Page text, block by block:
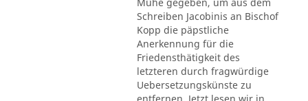
Schreiben Jacobinis an Bischof
Kopp die päpstliche
Anerkennung für die
Friedensthätigkeit des
letzteren durch fragwürdige
Uebersetzungskünste zu